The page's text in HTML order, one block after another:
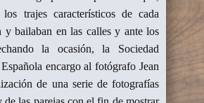
trajes característicos de cada
y bailaban en las calles y ante los
la ocasión, la Sociedad
encargo al fotógrafo Jean
de una serie de fotografías